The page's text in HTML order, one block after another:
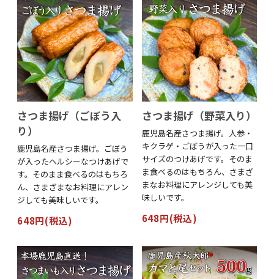
さつま揚げ（ごぼう入
り）
鹿児島名産さつま揚げ。ごぼう
が入ったヘルシーなつけあげで
す。そのまま食べるのはもちろ
ん、さまざまなお料理にアレン
ジしても美味しいです。
648円(税込)
さつま揚げ（野菜入り）
鹿児島名産さつま揚げ。人参・
キクラゲ・ごぼうが入った一口
サイズのつけあげです。そのま
ま食べるのはもちろん、さまざ
まなお料理にアレンジしても美
味しいです。
648円(税込)